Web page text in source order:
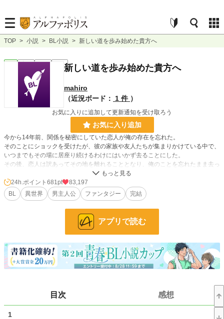
TOP > 小説 > BL小説 > 新しい道を歩み始めた貴方へ
完結 長編 新しい道を歩み始めた貴方へ
mahiro
（近況ボード：
1 件 ）
お気に入りに追加して更新通知を受け取ろう
お気に入り追加
今から14年前、関係を秘密にしていた恋人が俺の存在を忘れた。
そのことにショックを受けたが、彼の家族や友人たちが集まりかけている中で、
いつまでもその場に居座り続けるわけにはいかず去ることにした。
その後、恋人は訳あってその地を離れることとなり、俺のことを忘れたまま去っ
あれから恋人とは一度も会っておらず、月日が経っていた。
あるとき、いつものように仕事場に向かっているといきなり真上に明るい光が降
ってきて……？
※沢山のお気に入り登録ありがとうございます。深く感謝申し上げます。
BL 374 位 / 31,417 件
681 pt
24h.ポイント 681pt
83,197
BL
異世界 男主人公 ファンタジー 完結
アプリで読む
目次 感想
1